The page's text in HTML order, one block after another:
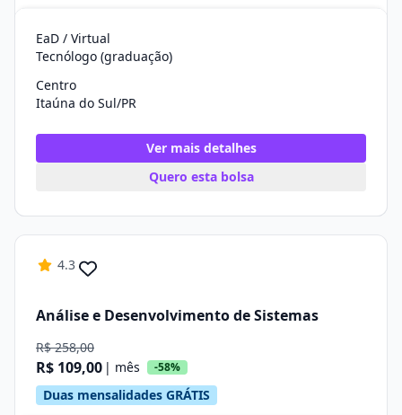
EaD / Virtual
Tecnólogo (graduação)
Centro
Itaúna do Sul/PR
Ver mais detalhes
Quero esta bolsa
4.3
Análise e Desenvolvimento de Sistemas
R$ 258,00
R$ 109,00 | mês -58%
Duas mensalidades GRÁTIS